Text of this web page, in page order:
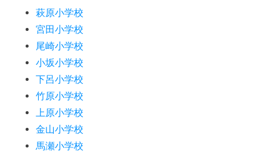
萩原小学校
宮田小学校
尾崎小学校
小坂小学校
下呂小学校
竹原小学校
上原小学校
金山小学校
馬瀬小学校